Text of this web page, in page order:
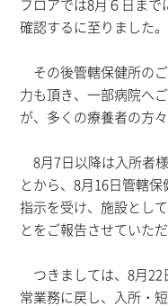
フロアでは8月６日ま
確認するに至りました。
その後管轄保健所の
力も頂き、一部病院へ
が、多くの療養者の方
8月7日以降は入所者
とから、8月16日管轄
指示を受け、施設とし
とをご報告させていただ
つきましては、8月22
常業務に戻し、入所・